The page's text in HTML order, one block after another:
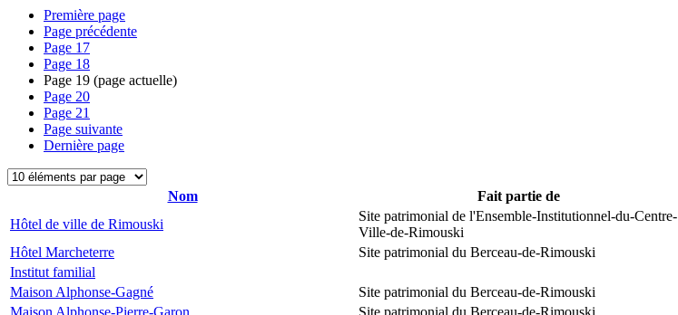
Première page
Page précédente
Page 17
Page 18
Page 19 (page actuelle)
Page 20
Page 21
Page suivante
Dernière page
Nom Fait partie de
Hôtel de ville de Rimouski
Site patrimonial de l'Ensemble-Institutionnel-du-Centre-
Ville-de-Rimouski
Hôtel Marcheterre
Site patrimonial du Berceau-de-Rimouski
Institut familial
Maison Alphonse-Gagné
Site patrimonial du Berceau-de-Rimouski
Maison Alphonse-Pierre-Garon
Site patrimonial du Berceau-de-Rimouski